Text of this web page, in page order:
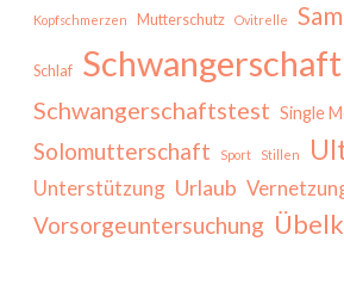
Kopfschmerzen Mutterschutz Ovitrelle
Schlaf Schwangerschaft
Schwangerschaftstest Single
Solomutterschaft Sport Stillen
Unterstützung Urlaub
Vorsorgeuntersuchung